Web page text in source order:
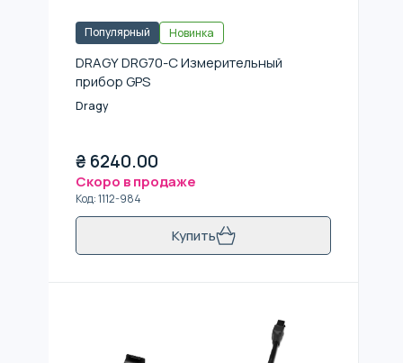
Популярный Новинка
DRAGY DRG70-C Измерительный
прибор GPS
Dragy
₴ 6240.00
Скоро в продаже
Код:1112-984
Купить